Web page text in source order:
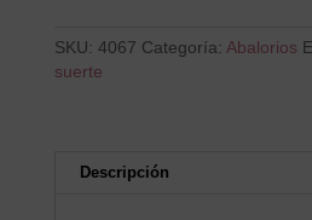
SKU: 4067 Categoría: Abalorios
suerte
Descripción